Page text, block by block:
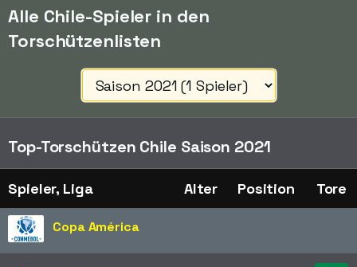
Alle Chile-Spieler in den
Torschützenlisten
Top-Torschützen Chile Saison 2021
Spieler, Liga Alter Position Tore
Copa América